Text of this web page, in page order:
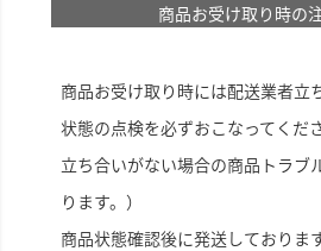
商品お受け取り時の
商品お受け取り時には配送業者立
状態の点検を必ずおこなってくだ
立ち合いがない場合の商品トラブ
ります。）
商品状態確認後に発送しておりま